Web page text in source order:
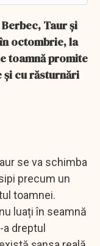
Taur și
octombrie, la
toamnă promite
și cu răsturnări
se va schimba
precum un
toamnei.
luați în seamnă
a dreptul